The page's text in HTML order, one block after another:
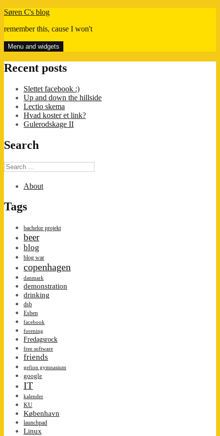
Skip
content
Søren C's blog
remember this, cause I won't
Menu and widgets
Recent posts
Slettet facebook :)
Up and down the hillside
Lectio skema
Hvad koster et link?
Gulerodskage II
Search
Search
for:
About
Tags
bachelor projekt
beer
blog
blog war
copenhagen
danmark
demonstration
drinking
dsb
Esben
facebook
forening
Fredagsrock
free software
friends
gefion gymnasium
google
IT
kalender
KU
København
launchpad
Linux